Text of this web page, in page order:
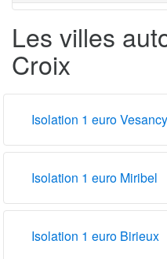
Les villes
Croix
Isolation 1 euro Vesancy
Isolation 1 euro Miribel
Isolation 1 euro Birieux